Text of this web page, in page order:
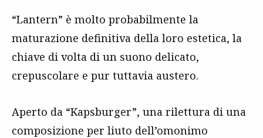
“Lantern” è molto probabilmente la
maturazione definitiva della loro estetica, la
chiave di volta di un suono delicato,
crepuscolare e pur tuttavia austero.
Aperto da “Kapsburger”, una rilettura di una
composizione per liuto dell’omonimo